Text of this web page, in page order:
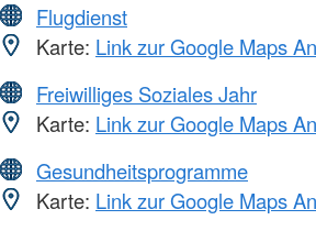
Flugdienst
Karte: Link zur Google Maps
Freiwilliges Soziales Jahr
Karte: Link zur Google Maps
Gesundheitsprogramme
Karte: Link zur Google Maps